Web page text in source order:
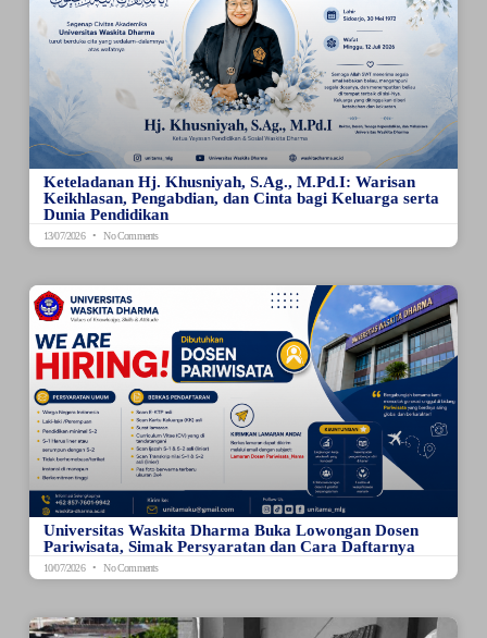
Keteladanan Hj. Khusniyah, S.Ag., M.Pd.I: Warisan
Keikhlasan, Pengabdian, dan Cinta bagi Keluarga serta
Dunia Pendidikan
13/07/2026 No Comments
Universitas Waskita Dharma Buka Lowongan Dosen
Pariwisata, Simak Persyaratan dan Cara Daftarnya
10/07/2026 No Comments